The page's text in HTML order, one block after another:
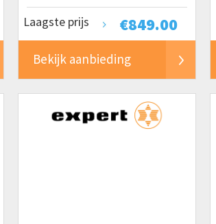
€849.00
Laagste prijs
Bekijk aanbieding